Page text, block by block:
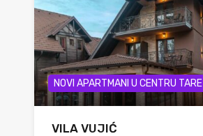
NOVI APARTMANI U CENTRU TARE
VILA VUJIĆ